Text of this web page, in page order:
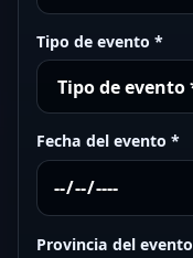
Tipo de evento *
Fecha del evento *
Provincia del evento